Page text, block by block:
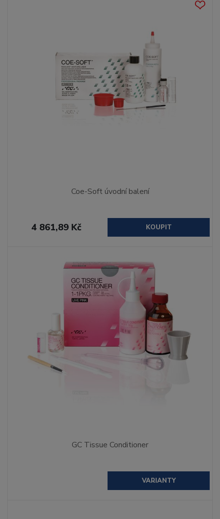
Coe-Soft úvodní balení
4 861,89 Kč KOUPIT
GC Tissue Conditioner
VARIANTY